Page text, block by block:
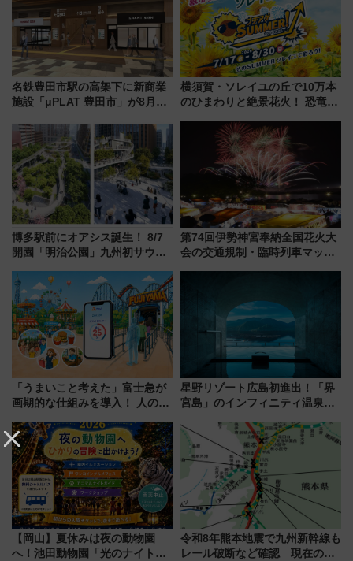
名鉄豊田市駅の高架下に新商業
施設「μPLAT 豊田市」が8月26
たな玄関口へ
横須賀・ソレイユの丘で10万本
のひまわりと絶景花火！ 恐竜や
帰りお出かけ最新情報（2026年
7月17日～開催）
博多駅前にオアシス誕生！ 8/7
開園「明治公園」九州初サウナ
品グルメ登場で駅前の過ごし方
はどう変わる？
第74回伊勢神宮奉納全国花火大
会の交通規制・臨時列車マッ
「うまいこと考えた」富士急が
画期的な仕組みを導入！ 人のか
ん」始動
星野リゾート広島初進出！「界
宮島」のインフィニティ温泉と
宿泊料金・アクセスは？（2026
年7月23日開業）
【岡山】夏休みは夜の動物園
へ！池田動物園「光のナイトズ
令和8年熊本地震で九州新幹線も
レール破断など確認 現在の運